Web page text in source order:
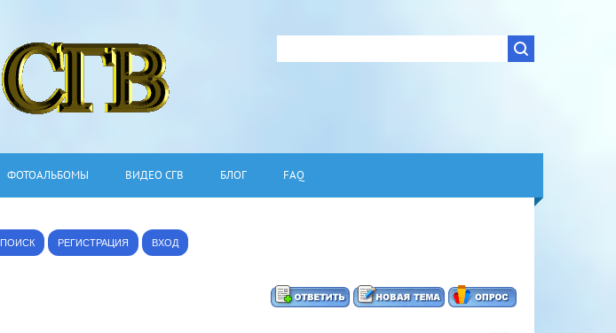
ФОТОАЛЬБОМЫ ВИДЕО СГВ БЛОГ FAQ
ПОИСК РЕГИСТРАЦИЯ ВХОД